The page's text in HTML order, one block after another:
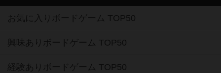
お気に入りボードゲーム TOP50
興味ありボードゲーム TOP50
経験ありボードゲーム TOP50